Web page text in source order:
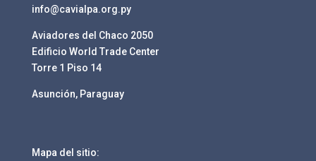
info@cavialpa.org.py
Aviadores del Chaco 2050
Edificio World Trade Center
Torre 1 Piso 14
Asunción, Paraguay
Mapa del sitio: